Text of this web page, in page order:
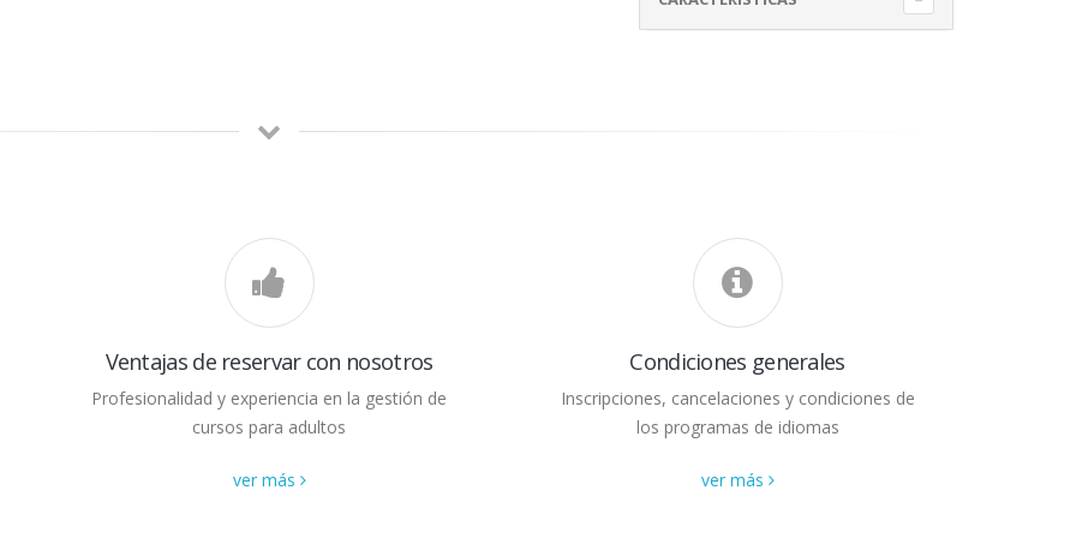
Ventajas de reservar con nosotros
Profesionalidad y experiencia en la gestión de
cursos para adultos
ver más
Condiciones generales
Inscripciones, cancelaciones y condiciones de
los programas de idiomas
ver más